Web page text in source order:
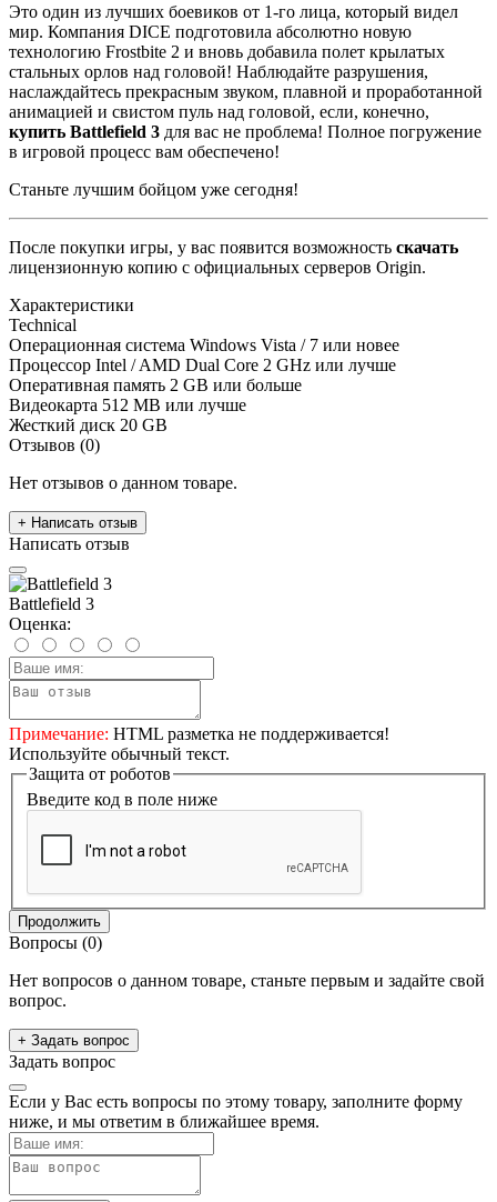
Это один из лучших боевиков от 1-го лица, который видел
мир. Компания DICE подготовила абсолютно новую
технологию Frostbite 2 и вновь добавила полет крылатых
стальных орлов над головой! Наблюдайте разрушения,
наслаждайтесь прекрасным звуком, плавной и проработанной
анимацией и свистом пуль над головой, если, конечно,
купить Battlefield 3 для вас не проблема! Полное погружение
в игровой процесс вам обеспечено!
Станьте лучшим бойцом уже сегодня!
После покупки игры, у вас появится возможность скачать
лицензионную копию с официальных серверов Origin.
Характеристики
Technical
Операционная система Windows Vista / 7 или новее
Процессор Intel / AMD Dual Core 2 GHz или лучше
Оперативная память 2 GB или больше
Видеокарта 512 MB или лучше
Жесткий диск 20 GB
Отзывов (0)
Нет отзывов о данном товаре.
+ Написать отзыв
Написать отзыв
Battlefield 3
Оценка:
Примечание: HTML разметка не поддерживается!
Используйте обычный текст.
Защита от роботов
Введите код в поле ниже
Продолжить
Вопросы (0)
Нет вопросов о данном товаре, станьте первым и задайте свой
вопрос.
+ Задать вопрос
Задать вопрос
Если у Вас есть вопросы по этому товару, заполните форму
ниже, и мы ответим в ближайшее время.